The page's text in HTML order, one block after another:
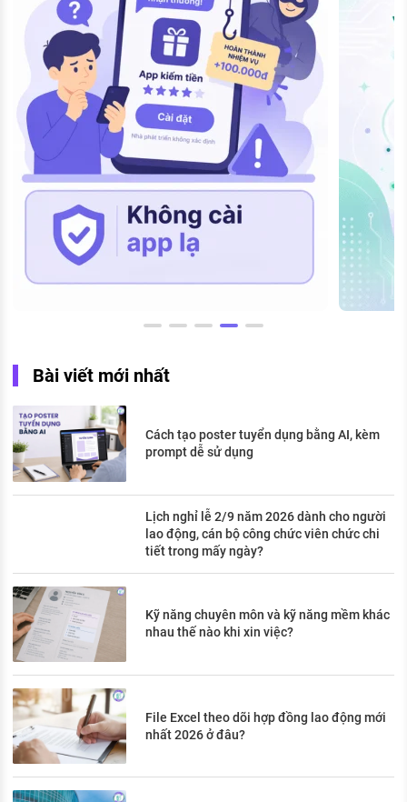
Bài viết mới nhất
Cách tạo poster tuyển dụng bằng AI, kèm
prompt dễ sử dụng
Lịch nghỉ lễ 2/9 năm 2026 dành cho người
lao động, cán bộ công chức viên chức chi
tiết trong mấy ngày?
Kỹ năng chuyên môn và kỹ năng mềm khác
nhau thế nào khi xin việc?
File Excel theo dõi hợp đồng lao động mới
nhất 2026 ở đâu?